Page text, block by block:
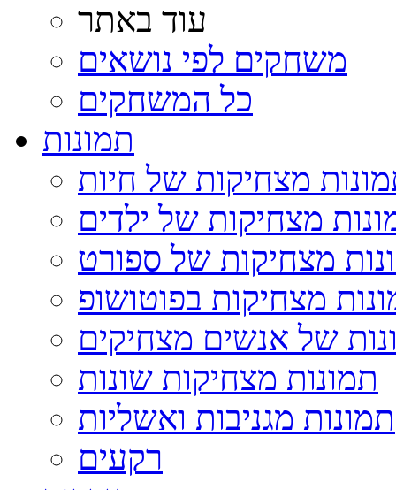
עוד באתר
משחקים לפי נושאים
כל המשחקים
תמונות
מצחיקות של חיות
מצחיקות של ילדים
מצחיקות של ספורט
מצחיקות בפוטושופ
של אנשים מצחיקים
תמונות מצחיקות שונות
תמונות מגניבות ואשליות
רקעים